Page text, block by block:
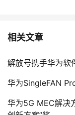
相关文章
解放号携手华为软
华为SingleFAN
华为5G MEC解决